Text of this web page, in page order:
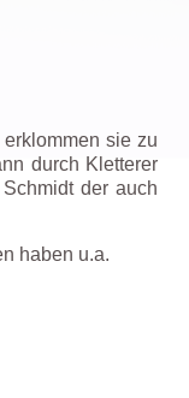
sie zu
durch Kletterer
der auch
haben u.a.